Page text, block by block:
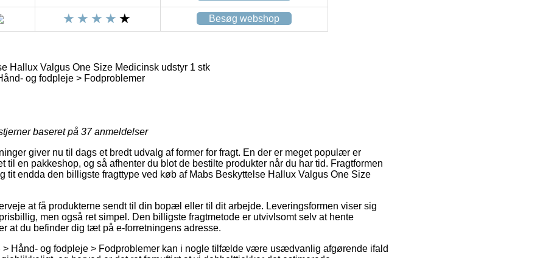
Besøg webshop
Hallux Valgus One Size Medicinsk udstyr 1 stk
og fodpleje > Fodproblemer
baseret på 37anmeldelser
giver nu til dags et bredt udvalg af former for fragt. En der er meget populær er
til en pakkeshop, og så afhenter du blot de bestilte produkter når du har tid. Fragtformen
tit endda den billigste fragttype ved køb af Mabs Beskyttelse Hallux Valgus One Size
at få produkterne sendt til din bopæl eller til dit arbejde. Leveringsformen viser sig
men også ret simpel. Den billigste fragtmetode er utvivlsomt selv at hente
at du befinder dig tæt på e-forretningens adresse.
> Hånd- og fodpleje > Fodproblemer kan i nogle tilfælde være usædvanlig afgørende ifald